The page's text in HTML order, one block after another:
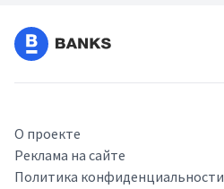
О проекте
Реклама на сайте
Политика конфиденциальности